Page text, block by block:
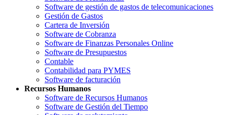
Software de gestión de gastos de telecomunicaciones
Gestión de Gastos
Cartera de Inversión
Software de Cobranza
Software de Finanzas Personales Online
Software de Presupuestos
Contable
Contabilidad para PYMES
Software de facturación
Recursos Humanos
Software de Recursos Humanos
Software de Gestión del Tiempo